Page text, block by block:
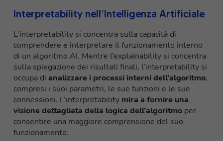
Interpretability nell’Intelligenza Artificiale
L’interpretability si concentra sulla capacità di
comprendere e interpretare il funzionamento interno
di un algoritmo AI. Mentre l’explainability si concentra
sulla spiegazione dei risultati finali, l’interpretability si
occupa di analizzare i processi interni dell’algoritmo,
compresi i suoi parametri, le sue funzioni e le sue
connessioni. L’interpretability mira a fornire una
visione dettagliata della logica dell’algoritmo per
consentire una maggiore comprensione del suo
funzionamento.